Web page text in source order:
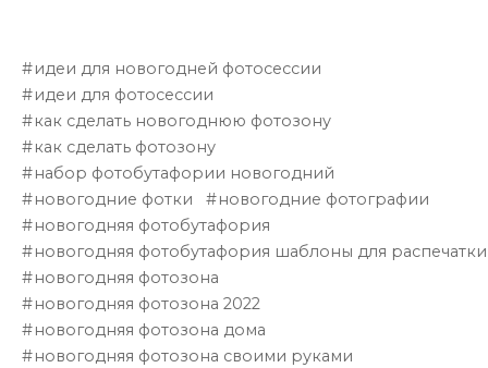
идеи для новогодней фотосессии
идеи для фотосессии
как сделать новогоднюю фотозону
как сделать фотозону
набор фотобутафории новогодний
новогодние фотки
новогодние фотографии
новогодняя фотобутафория
новогодняя фотобутафория шаблоны для распечатки
новогодняя фотозона
новогодняя фотозона 2022
новогодняя фотозона дома
новогодняя фотозона своими руками